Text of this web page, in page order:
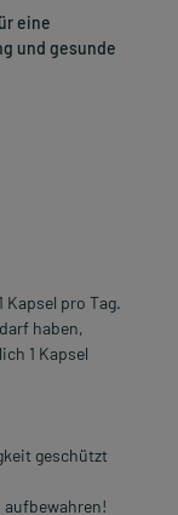
eine
und gesunde
pro Tag.
haben,
1 Kapsel
geschützt